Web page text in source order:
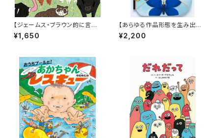
【ジェームス・ブラウン的に言え
ば「ゲロッパ！」的な絵本！】『どう
どうどうどう どうぶつえん』
¥1,650
【あらゆる作品形態を生み出すt
upera tuperaの中でも丈太郎
的に好きなジャンル！】『超チョウ
¥2,200